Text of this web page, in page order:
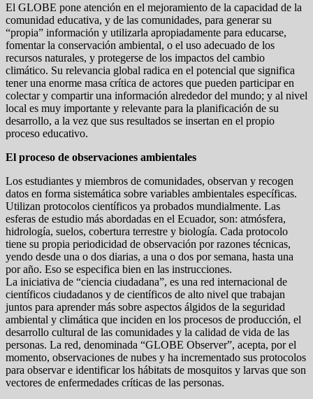
El GLOBE pone atención en el mejoramiento de la capacidad de la
comunidad educativa, y de las comunidades, para generar su
“propia” información y utilizarla apropiadamente para educarse,
fomentar la conservación ambiental, o el uso adecuado de los
recursos naturales, y protegerse de los impactos del cambio
climático. Su relevancia global radica en el potencial que significa
tener una enorme masa crítica de actores que pueden participar en
colectar y compartir una información alrededor del mundo; y al nivel
local es muy importante y relevante para la planificación de su
desarrollo, a la vez que sus resultados se insertan en el propio
proceso educativo.
El proceso de observaciones ambientales
Los estudiantes y miembros de comunidades, observan y recogen
datos en forma sistemática sobre variables ambientales específicas.
Utilizan protocolos científicos ya probados mundialmente. Las
esferas de estudio más abordadas en el Ecuador, son: atmósfera,
hidrología, suelos, cobertura terrestre y biología. Cada protocolo
tiene su propia periodicidad de observación por razones técnicas,
yendo desde una o dos diarias, a una o dos por semana, hasta una
por año. Eso se especifica bien en las instrucciones.
La iniciativa de “ciencia ciudadana”, es una red internacional de
científicos ciudadanos y de científicos de alto nivel que trabajan
juntos para aprender más sobre aspectos álgidos de la seguridad
ambiental y climática que inciden en los procesos de producción, el
desarrollo cultural de las comunidades y la calidad de vida de las
personas. La red, denominada “GLOBE Observer”, acepta, por el
momento, observaciones de nubes y ha incrementado sus protocolos
para observar e identificar los hábitats de mosquitos y larvas que son
vectores de enfermedades críticas de las personas.